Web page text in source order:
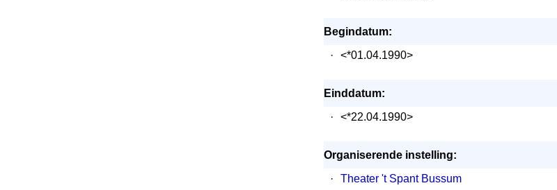
Begindatum:
·
<*01.04.1990>
Einddatum:
·
<*22.04.1990>
Organiserende instelling:
·
Theater 't Spant Bussum